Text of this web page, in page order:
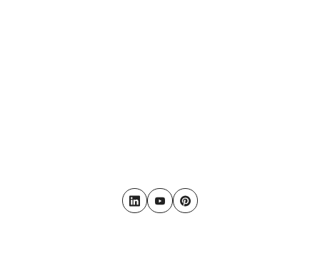
LinkedInYoutubePinterest